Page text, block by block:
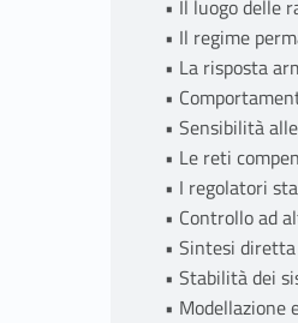
• Il luogo delle
• Il regime
• La risposta
•
• Sensibilità
• Le reti
• I regolatori
• Controllo ad
• Sintesi
• Stabilità dei
• Modellazione